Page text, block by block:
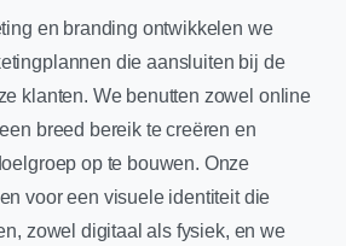
en branding ontwikkelen we
die aansluiten bij de
klanten. We benutten zowel online
breed bereik te creëren en
op te bouwen. Onze
voor een visuele identiteit die
zowel digitaal als fysiek, en we